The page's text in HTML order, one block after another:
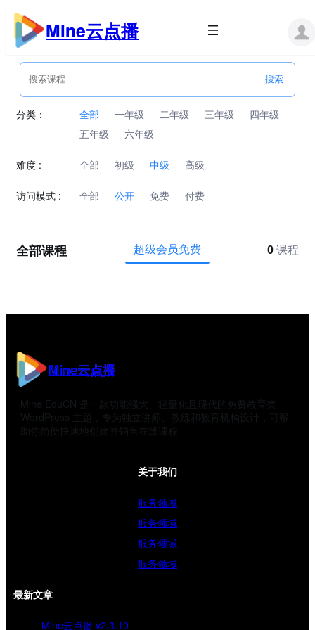
跳
内
Mine云点播
分类： 全部 一年级 二年级 三年级
四年级
五年级
六年级
难度 : 全部 初级 中级 高级
访问模式 : 全部 公开 免费 付费
全部课程 超级会员免费 0 课程
Mine云点播
Mine EduCN 是一款功能强大、轻量化且现代的免费教育类
WordPress 主题，专为独立讲师、教练和教育机构设计，可帮
助你简便快速地创建并销售在线课程
关于我们
服务领域
服务领域
服务领域
服务领域
最新文章
Mine云点播 v2.3.10